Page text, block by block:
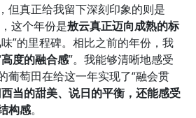
但真正给我留下深刻印象的则是
这个年份是敖云真正迈向成熟的标
”的里程碑。相比之前的年份，我
高度的融合感”。我能够清晰地感受
葡萄田在给这一年实现了“融会贯
西当的甜美、说日的平衡，还能感受
构感。